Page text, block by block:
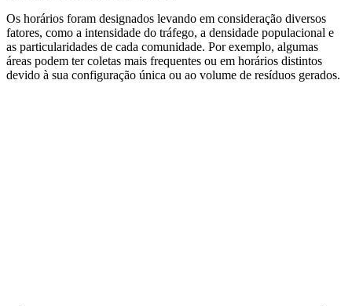
Os horários foram designados levando em consideração diversos
fatores, como a intensidade do tráfego, a densidade populacional e
as particularidades de cada comunidade. Por exemplo, algumas
áreas podem ter coletas mais frequentes ou em horários distintos
devido à sua configuração única ou ao volume de resíduos gerados.